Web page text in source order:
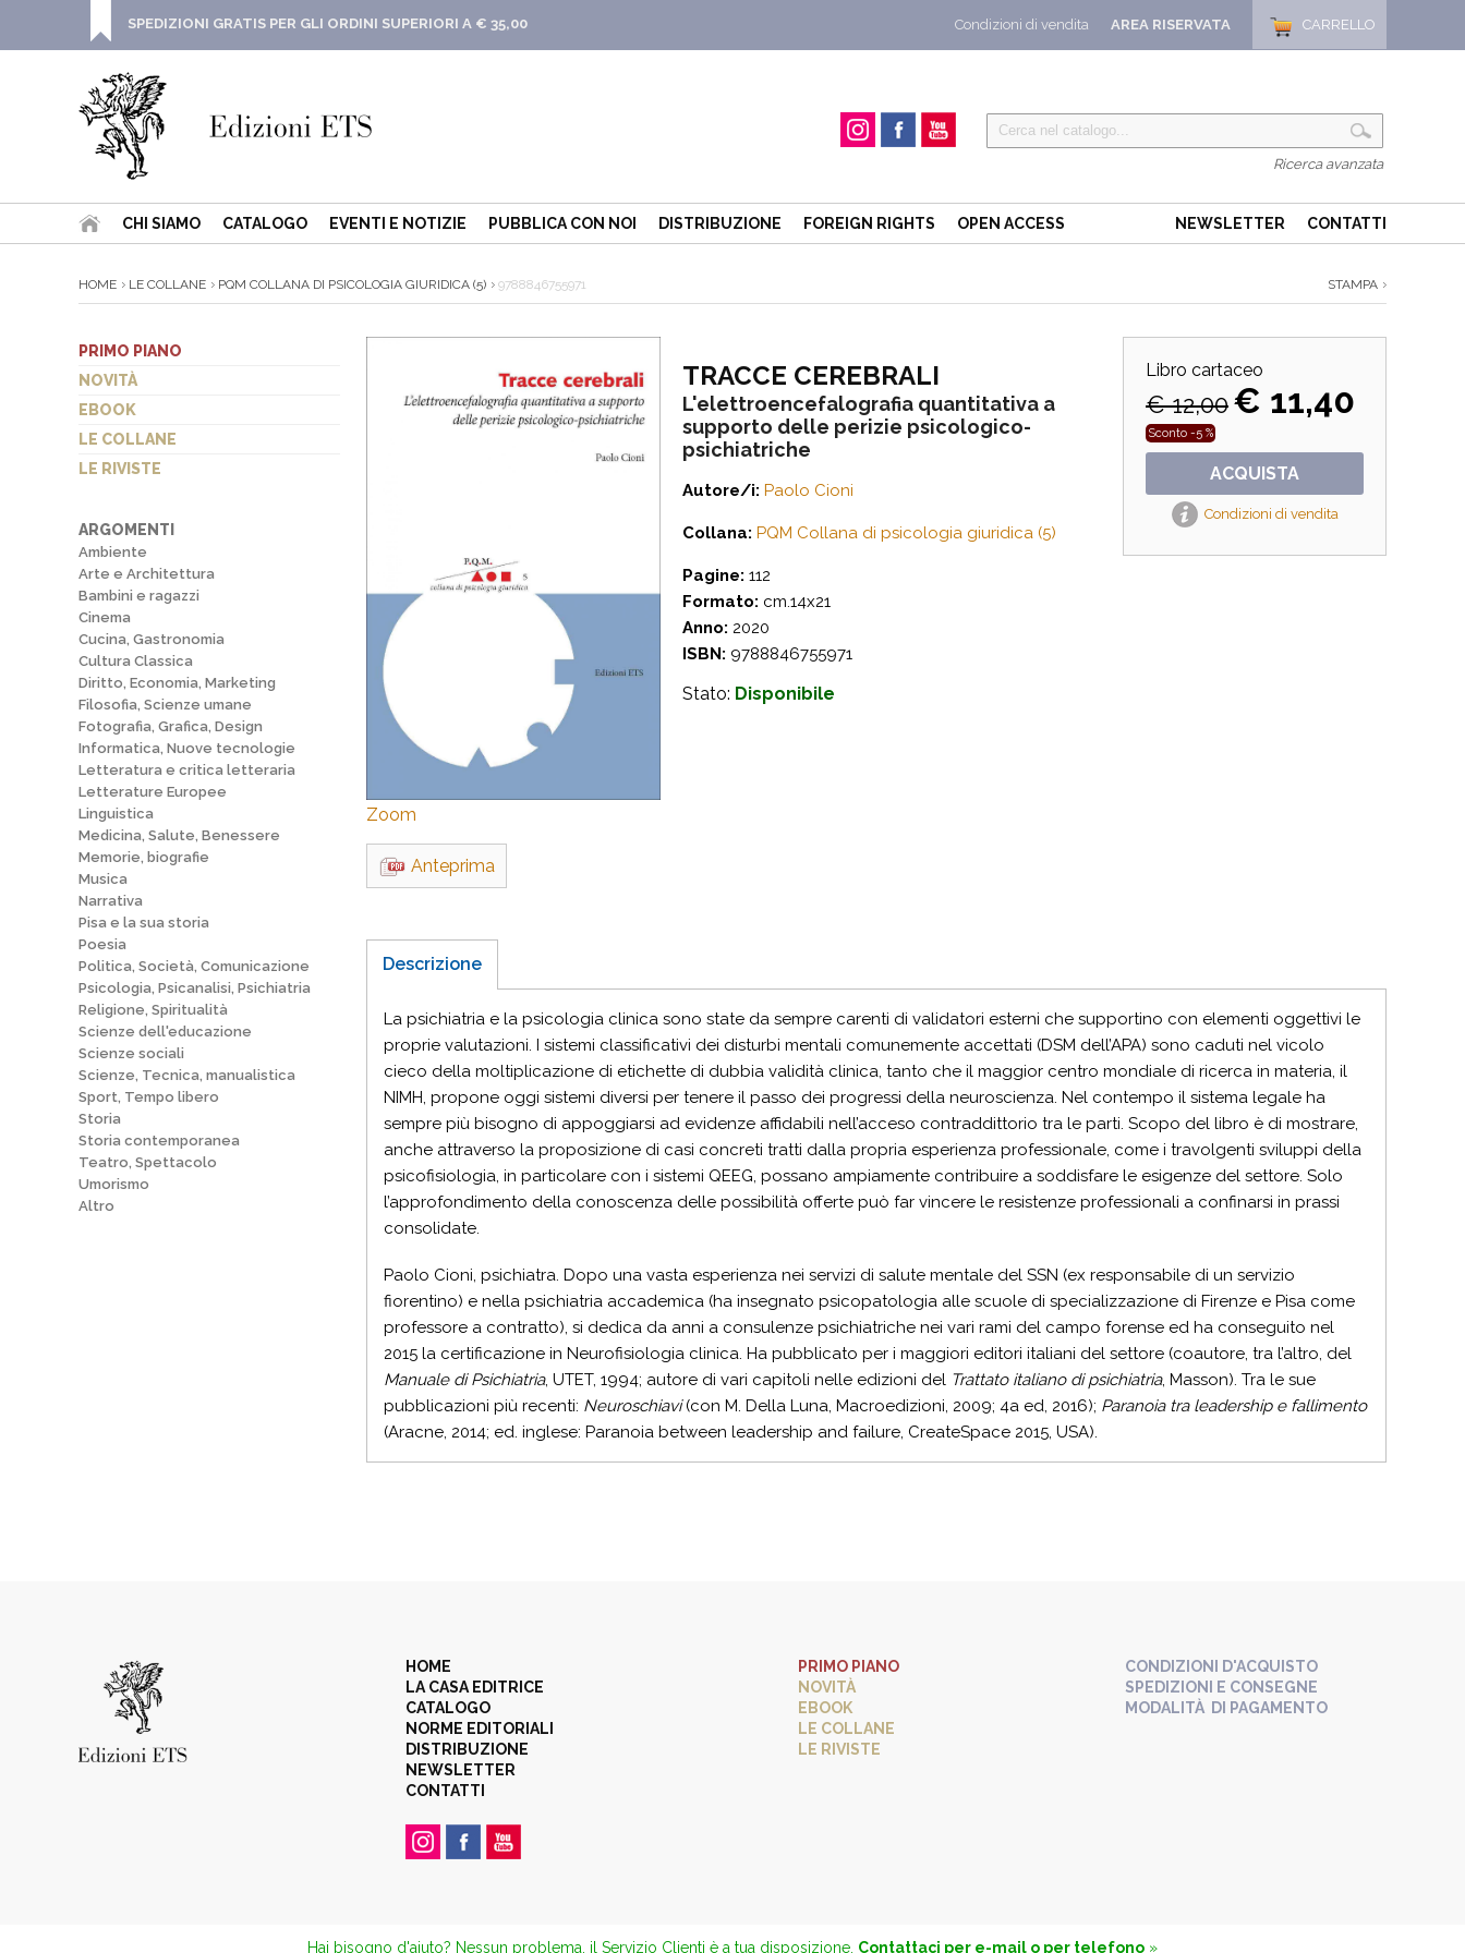
CARRELLO
AREA RISERVATA
Condizioni di vendita
SPEDIZIONI GRATIS PER GLI ORDINI SUPERIORI A € 35,00
Ricerca avanzata
CHI SIAMO CATALOGO EVENTI E NOTIZIE PUBBLICA CON NOI DISTRIBUZIONE FOREIGN RIGHTS OPEN ACCESS NEWSLETTER CONTATTI
HOME LE COLLANE PQM COLLANA DI PSICOLOGIA GIURIDICA (5) 9788846755971 STAMPA
PRIMO PIANO
NOVITÀ
EBOOK
LE COLLANE
LE RIVISTE
ARGOMENTI
Ambiente
Arte e Architettura
Bambini e ragazzi
Cinema
Cucina, Gastronomia
Cultura Classica
Diritto, Economia, Marketing
Filosofia, Scienze umane
Fotografia, Grafica, Design
Informatica, Nuove tecnologie
Letteratura e critica letteraria
Letterature Europee
Linguistica
Medicina, Salute, Benessere
Memorie, biografie
Musica
Narrativa
Pisa e la sua storia
Poesia
Politica, Società, Comunicazione
Psicologia, Psicanalisi, Psichiatria
Religione, Spiritualità
Scienze dell'educazione
Scienze sociali
Scienze, Tecnica, manualistica
Sport, Tempo libero
Storia
Storia contemporanea
Teatro, Spettacolo
Umorismo
Altro
Libro cartaceo
€ 12,00€ 11,40
Sconto -5 %
ACQUISTA
Condizioni di vendita
Zoom
TRACCE CEREBRALI
L'elettroencefalografia quantitativa a
supporto delle perizie psicologico-
psichiatriche
Autore/i: Paolo Cioni
Collana: PQM Collana di psicologia giuridica (5)
Pagine: 112
Formato: cm.14x21
Anno: 2020
ISBN: 9788846755971
Stato: Disponibile
Anteprima
Descrizione
La psichiatria e la psicologia clinica sono state da sempre carenti di validatori esterni che supportino con elementi oggettivi le
proprie valutazioni. I sistemi classificativi dei disturbi mentali comunemente accettati (DSM dell’APA) sono caduti nel vicolo
cieco della moltiplicazione di etichette di dubbia validità clinica, tanto che il maggior centro mondiale di ricerca in materia, il
NIMH, propone oggi sistemi diversi per tenere il passo dei progressi della neuroscienza. Nel contempo il sistema legale ha
sempre più bisogno di appoggiarsi ad evidenze affidabili nell’acceso contraddittorio tra le parti. Scopo del libro è di mostrare,
anche attraverso la proposizione di casi concreti tratti dalla propria esperienza professionale, come i travolgenti sviluppi della
psicofisiologia, in particolare con i sistemi QEEG, possano ampiamente contribuire a soddisfare le esigenze del settore. Solo
l’approfondimento della conoscenza delle possibilità offerte può far vincere le resistenze professionali a confinarsi in prassi
consolidate.
Paolo Cioni, psichiatra. Dopo una vasta esperienza nei servizi di salute mentale del SSN (ex responsabile di un servizio
fiorentino) e nella psichiatria accademica (ha insegnato psicopatologia alle scuole di specializzazione di Firenze e Pisa come
professore a contratto), si dedica da anni a consulenze psichiatriche nei vari rami del campo forense ed ha conseguito nel
2015 la certificazione in Neurofisiologia clinica. Ha pubblicato per i maggiori editori italiani del settore (coautore, tra l’altro, del
Manuale di Psichiatria, UTET, 1994; autore di vari capitoli nelle edizioni del Trattato italiano di psichiatria, Masson). Tra le sue
pubblicazioni più recenti: Neuroschiavi(con M. Della Luna, Macroedizioni, 2009; 4a ed, 2016); Paranoia tra leadership e fallimento
(Aracne, 2014; ed. inglese: Paranoia between leadership and failure, CreateSpace 2015, USA).
HOME
LA CASA EDITRICE
CATALOGO
NORME EDITORIALI
DISTRIBUZIONE
NEWSLETTER
CONTATTI
PRIMO PIANO
NOVITÀ
EBOOK
LE COLLANE
LE RIVISTE
CONDIZIONI D'ACQUISTO
SPEDIZIONI E CONSEGNE
MODALITÀ DI PAGAMENTO
Hai bisogno d'aiuto? Nessun problema, il Servizio Clienti è a tua disposizione. Contattaci per e-mail o per telefono »